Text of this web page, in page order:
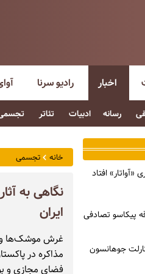
اخبار
رسانه ادبیات تئاتر
رادیو سرنا
خانه تجسمی
نگاهی به
ایران
مذاکره در
فضای مجازی و
پیکاسو تصادفی
جوهانسون